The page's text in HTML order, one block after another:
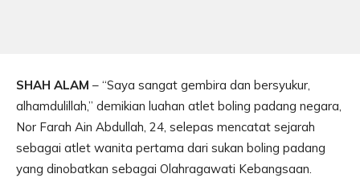
SHAH ALAM – “Saya sangat gembira dan bersyukur,
alhamdulillah,” demikian luahan atlet boling padang negara,
Nor Farah Ain Abdullah, 24, selepas mencatat sejarah
sebagai atlet wanita pertama dari sukan boling padang
yang dinobatkan sebagai Olahragawati Kebangsaan.